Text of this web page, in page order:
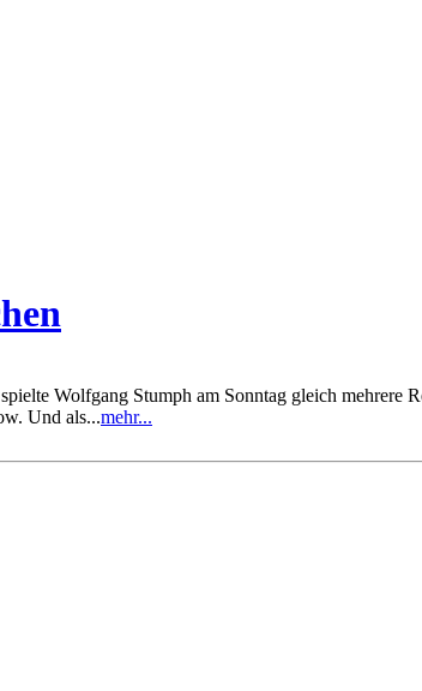
Wolfgang Stumph am Sonntag gleich mehrere
Und als...mehr...